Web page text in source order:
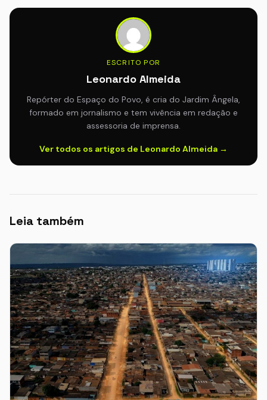
ESCRITO POR
Leonardo Almeida
Repórter do Espaço do Povo, é cria do Jardim Ângela,
formado em jornalismo e tem vivência em redação e
assessoria de imprensa.
Ver todos os artigos de Leonardo Almeida →
Leia também